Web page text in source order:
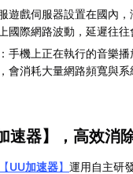
遊戲伺服器設置在國內
國際網路波動，延遲往往
：手機上正在執行的音樂
會消耗大量網路頻寬與
速器】，高效消
【UU加速器】 運用自主研